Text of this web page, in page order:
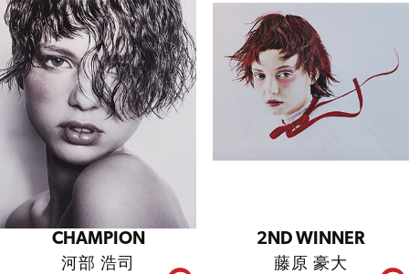
CHAMPION
河部 浩司
2ND WINNER
藤原 豪大